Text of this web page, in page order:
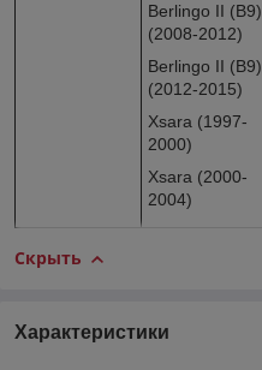
Berlingo II (B9)
(2008-2012)
Berlingo II (B9)
(2012-2015)
Xsara (1997-
2000)
Xsara (2000-
2004)
Скрыть
Характеристики